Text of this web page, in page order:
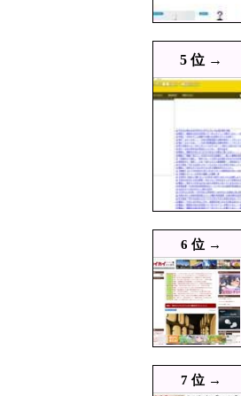
08/07 17:39
08/07 17:37
08/07 17:29
08/07 17:25
08/07 17:10
08/07 17:09
08/07 17:08
08/07 17:06
08/07 17:00
08/07 17:00
08/07 17:00
08/07 16:55
08/07 16:30
08/07 16:29
5 位 →
6 位 →
7 位 →